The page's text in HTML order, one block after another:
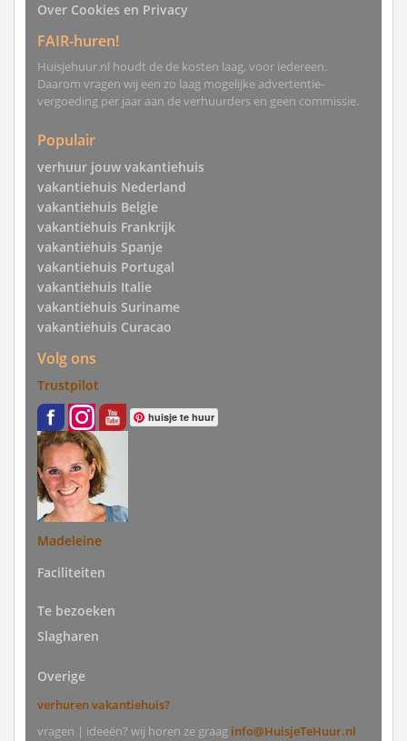
Over Cookies en Privacy
FAIR-huren!
Huisjehuur.nl houdt de de kosten laag, voor iedereen.
Daarom vragen wij een zo laag mogelijke advertentie-
vergoeding per jaar aan de verhuurders en geen commissie.
Populair
verhuur jouw vakantiehuis
vakantiehuis Nederland
vakantiehuis Belgie
vakantiehuis Frankrijk
vakantiehuis Spanje
vakantiehuis Portugal
vakantiehuis Italie
vakantiehuis Suriname
vakantiehuis Curacao
Volg ons
Trustpilot
huisje te huur
Madeleine
Faciliteiten
Te bezoeken
Slagharen
Overige
verhuren vakantiehuis?
vragen | ideeën? wij horen ze graag info@HuisjeTeHuur.nl